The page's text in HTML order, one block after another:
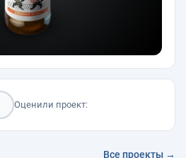
Оценили проект:
Все проекты →